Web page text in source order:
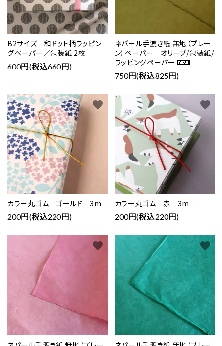
B2サイズ 和ドット柄ラッピン
グペーパー／包装紙 2枚
600円(税込660円)
ネパール手漉き紙 無地（プレー
ン）ペーパー オリーブ/包装紙/
ラッピングペーパー
750円(税込825円)
カラー丸ゴム ゴールド 3m
200円(税込220円)
favorite
カラー丸ゴム 赤 3m
200円(税込220円)
favorite
favorite favorite